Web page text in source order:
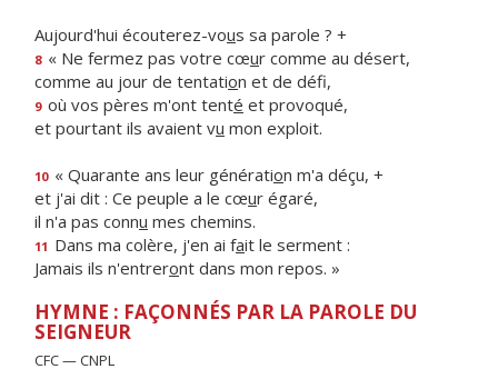
Aujourd'hui écouterez-vous sa parole ? +
8 « Ne fermez pas votre cœur comme au désert,
comme au jour de tentation et de défi,
9 où vos pères m'ont tenté et provoqué,
et pourtant ils avaient vu mon exploit.
10 « Quarante ans leur génération m'a déçu, +
et j'ai dit : Ce peuple a le cœur égaré,
il n'a pas connu mes chemins.
11 Dans ma colère, j'en ai fait le serment :
Jamais ils n'entreront dans mon repos. »
HYMNE : FAÇONNÉS PAR LA PAROLE DU
SEIGNEUR
CFC — CNPL